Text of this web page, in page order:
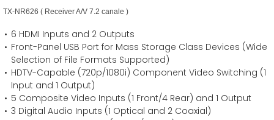
TX-NR626 ( Receiver A/V 7.2 canale )
6 HDMI Inputs and 2 Outputs
Front-Panel USB Port for Mass Storage Class Devices (Wide
Selection of File Formats Supported)
HDTV-Capable (720p/1080i) Component Video Switching (1
Input and 1 Output)
5 Composite Video Inputs (1 Front/4 Rear) and 1 Output
3 Digital Audio Inputs (1 Optical and 2 Coaxial)